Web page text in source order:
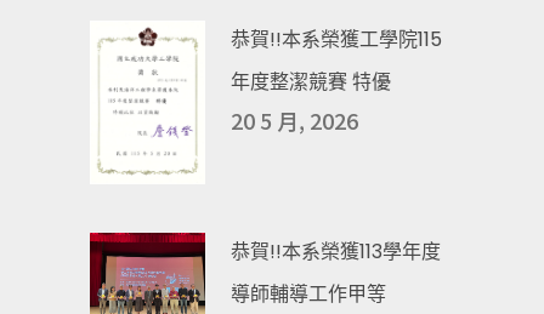
恭賀!!本系榮獲工學院115
年度整潔競賽 特優
20 5 月, 2026
恭賀!!本系榮獲113學年度
導師輔導工作甲等